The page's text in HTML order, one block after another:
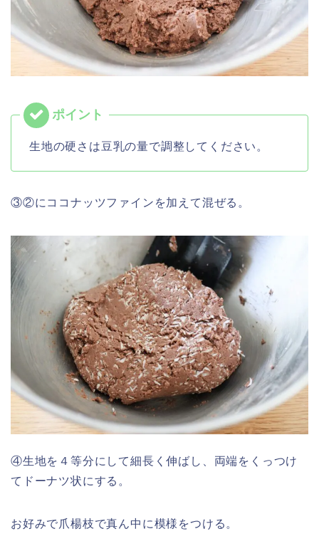
生地の硬さは豆乳の量で調整してください。
③②にココナッツファインを加えて混ぜる。
④生地を４等分にして細長く伸ばし、両端をくっつけ
てドーナツ状にする。
お好みで爪楊枝で真ん中に模様をつける。